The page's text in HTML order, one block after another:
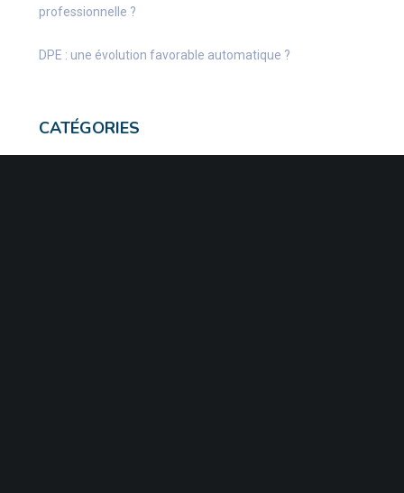
professionnelle ?
DPE : une évolution favorable automatique ?
CATÉGORIES